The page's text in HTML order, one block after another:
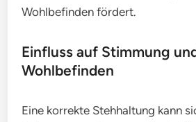
Wohlbefinden fördert.
Einfluss auf Stimmung
Wohlbefinden
Eine korrekte Stehhaltung kann